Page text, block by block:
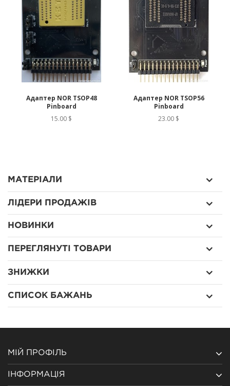
Адаптер NOR TSOP48
Pinboard
15.00 $
Адаптер NOR TSOP56
Pinboard
23.00 $
МАТЕРІАЛИ
ЛІДЕРИ ПРОДАЖІВ
НОВИНКИ
ПЕРЕГЛЯНУТІ ТОВАРИ
ЗНИЖКИ
СПИСОК БАЖАНЬ
МІЙ ПРОФІЛЬ
ІНФОРМАЦІЯ